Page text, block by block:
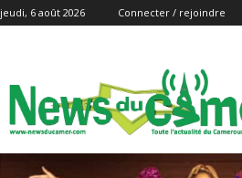
jeudi, 6 août 2026 Connecter / rejoindre